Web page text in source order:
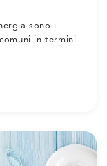
sono i
in termini